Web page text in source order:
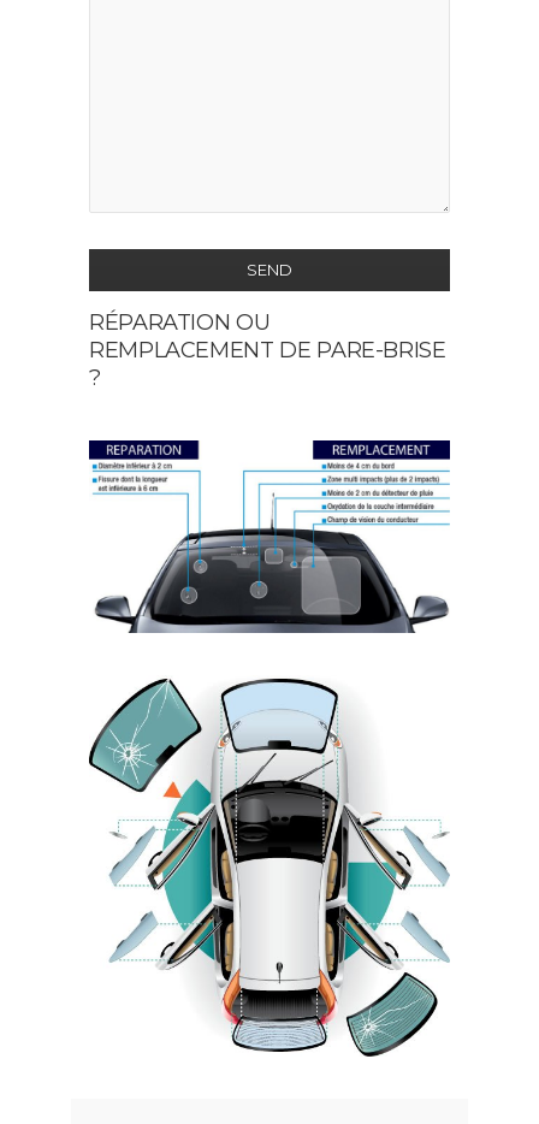
SEND
This
field
should
left
blank
RÉPARATION OU
REMPLACEMENT DE PARE-BRISE
?